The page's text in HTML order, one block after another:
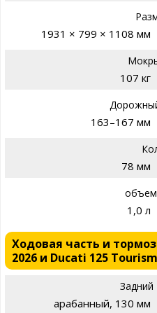
1931 × 799 × 1108 мм
107 кг
163–167 мм
78 мм
1,0 л
Ходовая часть и
2026 и Ducati 125
арабанный, 130 мм